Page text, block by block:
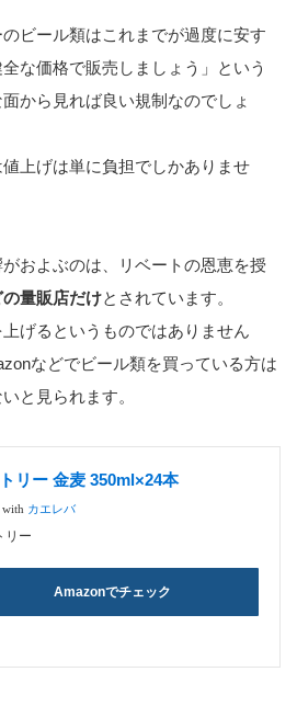
ビール類はこれまでが過度に安す
な価格で販売しましょう」という
から見れば良い規制なのでしょ
上げは単に負担でしかありませ
およぶのは、リベートの恩恵を授
量販店だけとされています。
げるというものではありません
などでビール類を買っている方は
と見られます。
リー 金麦 350ml×24本
with カエレバ
リー
Amazonでチェック